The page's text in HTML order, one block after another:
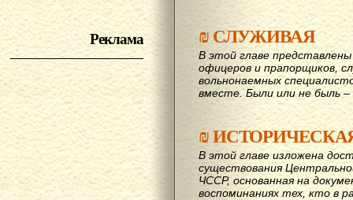
Реклама ₪СЛУЖИВАЯ
В этой главе
офицеров и прапорщиков,
вольнонаемных
вместе. Были или не быль –
₪
В этой главе изложена
существования
ЧССР, основанная на
воспоминаниях тех, кто в